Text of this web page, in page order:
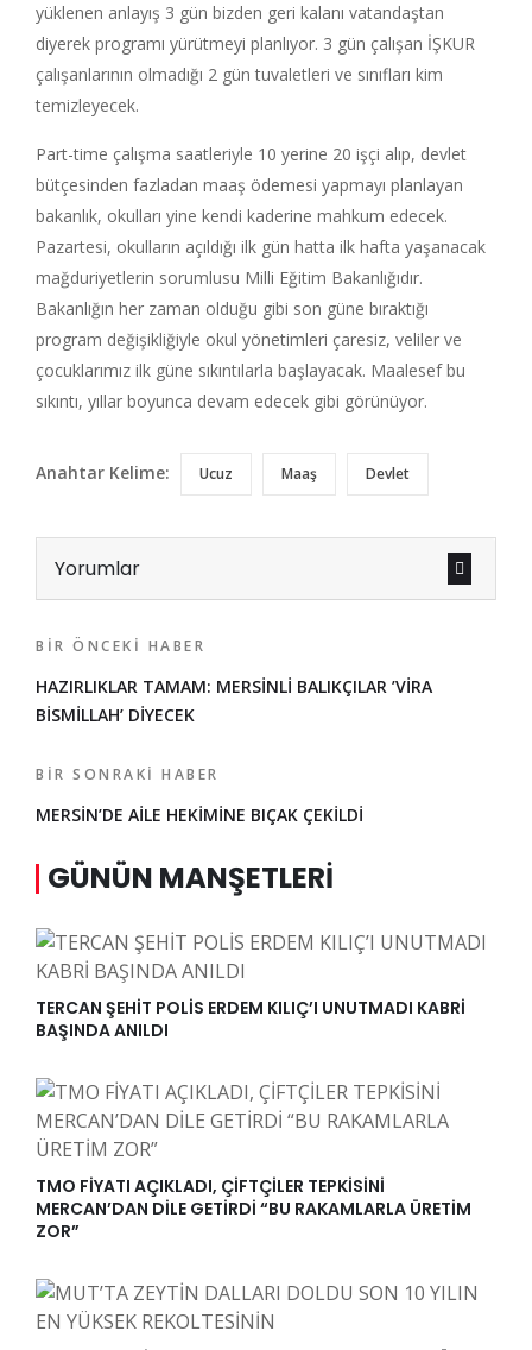
yüklenen anlayış 3 gün bizden geri kalanı vatandaştan
diyerek programı yürütmeyi planlıyor. 3 gün çalışan İŞKUR
çalışanlarının olmadığı 2 gün tuvaletleri ve sınıfları kim
temizleyecek.
Part-time çalışma saatleriyle 10 yerine 20 işçi alıp, devlet
bütçesinden fazladan maaş ödemesi yapmayı planlayan
bakanlık, okulları yine kendi kaderine mahkum edecek.
Pazartesi, okulların açıldığı ilk gün hatta ilk hafta yaşanacak
mağduriyetlerin sorumlusu Milli Eğitim Bakanlığıdır.
Bakanlığın her zaman olduğu gibi son güne bıraktığı
program değişikliğiyle okul yönetimleri çaresiz, veliler ve
çocuklarımız ilk güne sıkıntılarla başlayacak. Maalesef bu
sıkıntı, yıllar boyunca devam edecek gibi görünüyor.
Anahtar Kelime: Ucuz Maaş Devlet
Yorumlar
BIR ÖNCEKI HABER
HAZIRLIKLAR TAMAM: MERSİNLİ BALIKÇILAR ’VİRA
BİSMİLLAH’ DİYECEK
BIR SONRAKI HABER
MERSİN’DE AİLE HEKİMİNE BIÇAK ÇEKİLDİ
GÜNÜN MANŞETLERI
TERCAN ŞEHİT POLİS ERDEM KILIÇ’I UNUTMADI KABRİ
BAŞINDA ANILDI
TMO FİYATI AÇIKLADI, ÇİFTÇİLER TEPKİSİNİ
MERCAN’DAN DİLE GETİRDİ “BU RAKAMLARLA ÜRETİM
ZOR”